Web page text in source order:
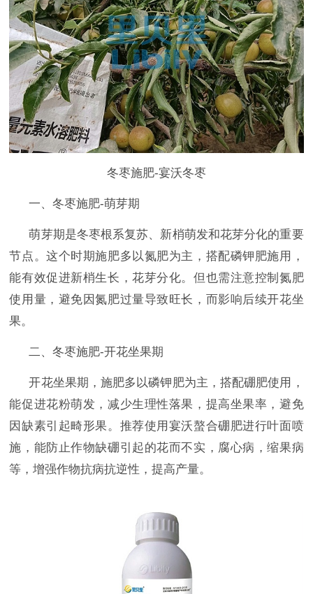
冬枣施肥-宴沃冬枣
一、冬枣施肥-萌芽期
萌芽期是冬枣根系复苏、新梢萌发和花芽分化的重要
节点。这个时期施肥多以氮肥为主，搭配磷钾肥施用，
能有效促进新梢生长，花芽分化。但也需注意控制氮肥
使用量，避免因氮肥过量导致旺长，而影响后续开花坐
果。
二、冬枣施肥-开花坐果期
开花坐果期，施肥多以磷钾肥为主，搭配硼肥使用，
能促进花粉萌发，减少生理性落果，提高坐果率，避免
因缺素引起畸形果。推荐使用宴沃螯合硼肥进行叶面喷
施，能防止作物缺硼引起的花而不实，腐心病，缩果病
等，增强作物抗病抗逆性，提高产量。